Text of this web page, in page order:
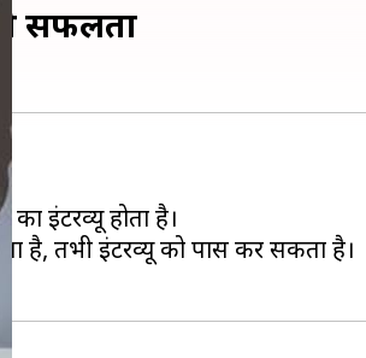
सफलता
इंटरव्यू होता है।
है, तभी इंटरव्यू को पास कर सकता है।